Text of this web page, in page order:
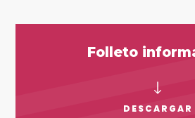
Folleto
DESCARGAR